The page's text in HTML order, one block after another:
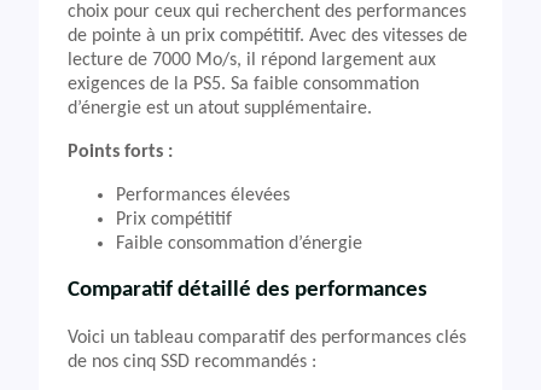
choix pour ceux qui recherchent des performances
de pointe à un prix compétitif. Avec des vitesses de
lecture de 7000 Mo/s, il répond largement aux
exigences de la PS5. Sa faible consommation
d’énergie est un atout supplémentaire.
Points forts :
Performances élevées
Prix compétitif
Faible consommation d’énergie
Comparatif détaillé des performances
Voici un tableau comparatif des performances clés
de nos cinq SSD recommandés :